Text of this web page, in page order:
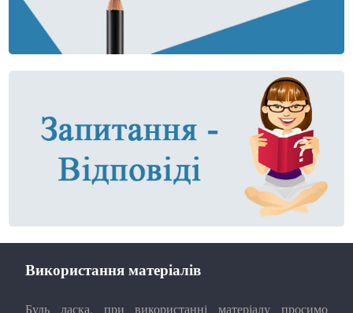
Використання матеріалів
Будь ласка, при використанні матеріалу просимо